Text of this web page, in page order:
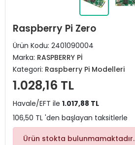
Raspberry Pi Zero
Ürün Kodu: 2401090004
Marka: RASPBERRY Pİ
Kategori: Raspberry Pi Modelleri
1.028,16 TL
Havale/EFT ile 1.017,88 TL
106,50 TL 'den başlayan taksitlerle
Ürün stokta bulunmamaktadır.